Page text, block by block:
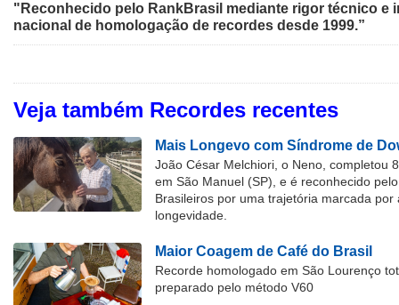
"Reconhecido pelo RankBrasil mediante rigor técnico e
nacional de homologação de recordes desde 1999.”
Veja também Recordes recentes
Mais Longevo com Síndrome de
João César Melchiori, o Neno, completou
em São Manuel (SP), e é reconhecido
Brasileiros por uma trajetória marcada por
longevidade.
Maior Coagem de Café do Brasil
Recorde homologado em São Lourenço
preparado pelo método V60